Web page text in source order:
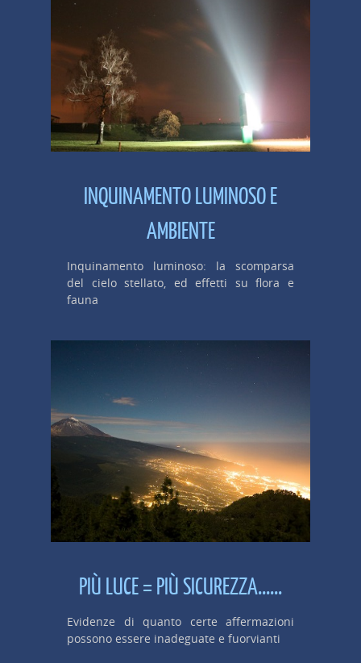
INQUINAMENTO LUMINOSO E
AMBIENTE
Inquinamento luminoso: la scomparsa
del cielo stellato, ed effetti su flora e
fauna
PIÙ LUCE = PIÙ SICUREZZA......
Evidenze di quanto certe affermazioni
possono essere inadeguate e fuorvianti